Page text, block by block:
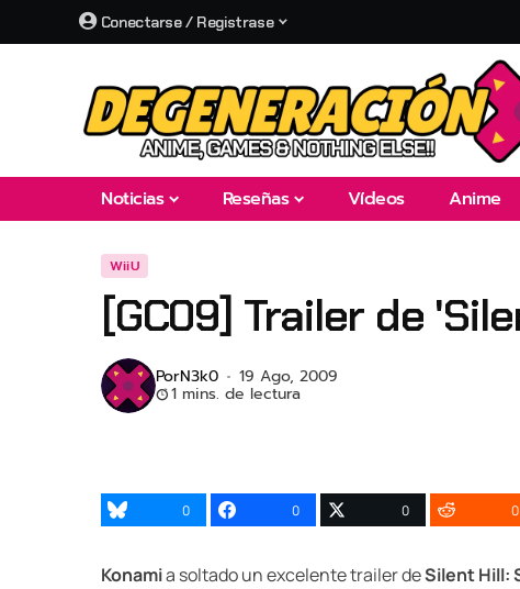
Conectarse / Registrase
Noticias Reseñas Vídeos Anime
WiiU
[GC09] Trailer de
PorN3k0 19 Ago, 2009
1 mins. de lectura
0 0 0 0
Konamia soltado un excelente trailer deSilent Hill: